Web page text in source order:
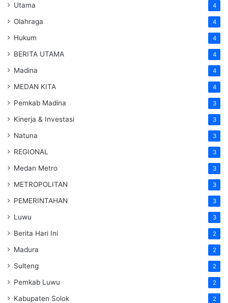
Utama 4
Olahraga 4
Hukum 4
BERITA UTAMA 4
Madina 4
MEDAN KITA 4
Pemkab Madina 3
Kinerja & Investasi 3
Natuna 3
REGIONAL 3
Medan Metro 3
METROPOLITAN 3
PEMERINTAHAN 3
Luwu 3
Berita Hari Ini 2
Madura 2
Sulteng 2
Pemkab Luwu 2
Kabupaten Solok 2